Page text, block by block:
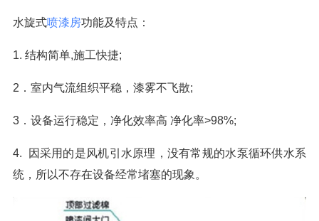
水旋式喷漆房功能及特点：
1. 结构简单,施工快捷;
2．室内气流组织平稳，漆雾不飞散;
3．设备运行稳定，净化效率高 净化率>98%;
4. 因采用的是风机引水原理，没有常规的水泵循环供水系
统，所以不存在设备经常堵塞的现象。